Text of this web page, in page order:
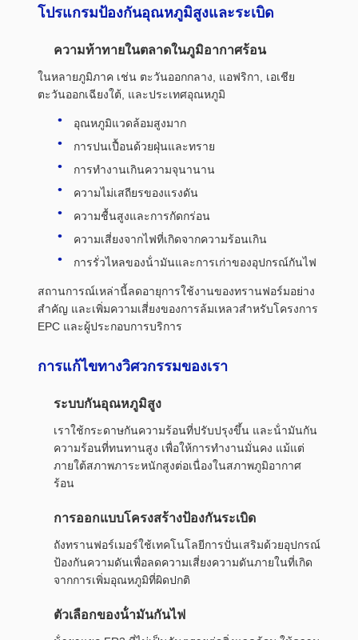
โปรแกรมป้องกันอุณหภูมิสูงและระเบิด
ความท้าทายในตลาดในภูมิอากาศร้อน
ในหลายภูมิภาค เช่น ตะวันออกกลาง, แอฟริกา, เอเชีย
ตะวันออกเฉียงใต้, และประเทศอุณหภูมิ
อุณหภูมิแวดล้อมสูงมาก
การปนเปื้อนด้วยฝุ่นและทราย
การทํางานเกินความจุนานาน
ความไม่เสถียรของแรงดัน
ความชื้นสูงและการกัดกร่อน
ความเสี่ยงจากไฟที่เกิดจากความร้อนเกิน
การรั่วไหลของน้ํามันและการเก่าของอุปกรณ์กันไฟ
สถานการณ์เหล่านี้ลดอายุการใช้งานของทรานฟอร์มอย่าง
สําคัญ และเพิ่มความเสี่ยงของการล้มเหลวสําหรับโครงการ
EPC และผู้ประกอบการบริการ
การแก้ไขทางวิศวกรรมของเรา
ระบบกันอุณหภูมิสูง
เราใช้กระดาษกันความร้อนที่ปรับปรุงขึ้น และน้ํามันกัน
ความร้อนที่ทนทานสูง เพื่อให้การทํางานมั่นคง แม้แต่
ภายใต้สภาพภาระหนักสูงต่อเนื่องในสภาพภูมิอากาศ
ร้อน
การออกแบบโครงสร้างป้องกันระเบิด
ถังทรานฟอร์เมอร์ใช้เทคโนโลยีการปั่นเสริมด้วยอุปกรณ์
ป้องกันความดันเพื่อลดความเสี่ยงความดันภายในที่เกิด
จากการเพิ่มอุณหภูมิที่ผิดปกติ
ตัวเลือกของน้ํามันกันไฟ